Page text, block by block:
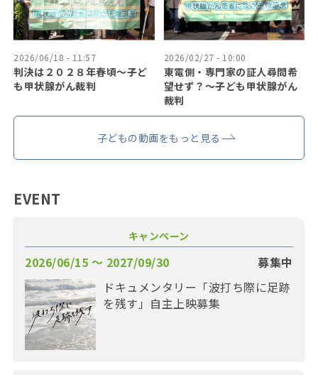
2026/06/18 - 11:57
判決は２０２８年春頃〜子ど
も甲状腺がん裁判
2026/02/27 - 10:00
東電側・専門家の証人尋問希
望せず？〜子ども甲状腺がん
裁判
子どもの動画をもっと見る
EVENT
キャンペーン
2026/06/15 〜 2027/09/30
募集中
ドキュメンタリー「波打ち際に足跡
を残す」自主上映募集